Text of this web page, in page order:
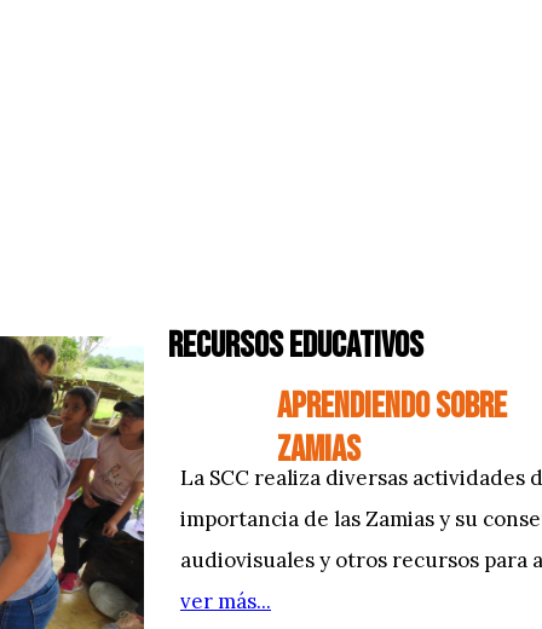
RECURSOS EDUCATIVOS
APRENDIENDO SOBRE
ZAMIAS
La SCC realiza diversas
importancia de las Zamias y su
audiovisuales y otros recursos para
ver más...